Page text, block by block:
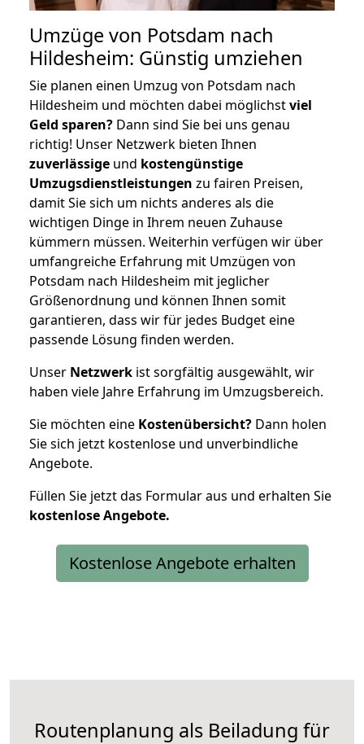
Umzüge von Potsdam nach
Hildesheim: Günstig umziehen
Sie planen einen Umzug von Potsdam nach
Hildesheim und möchten dabei möglichstviel
Geld sparen? Dann sind Sie bei uns genau
richtig! Unser Netzwerk bieten Ihnen
zuverlässige und kostengünstige
Umzugsdienstleistungen zu fairen Preisen,
damit Sie sich um nichts anderes als die
wichtigen Dinge in Ihrem neuen Zuhause
kümmern müssen. Weiterhin verfügen wir über
umfangreiche Erfahrung mit Umzügen von
Potsdam nach Hildesheim mit jeglicher
Größenordnung und können Ihnen somit
garantieren, dass wir für jedes Budget eine
passende Lösung finden werden.
Unser Netzwerk ist sorgfältig ausgewählt, wir
haben viele Jahre Erfahrung im Umzugsbereich.
Sie möchten eine Kostenübersicht? Dann holen
Sie sich jetzt kostenlose und unverbindliche
Angebote.
Füllen Sie jetzt das Formular aus und erhalten Sie
kostenloseAngebote.
Kostenlose Angebote erhalten
Routenplanung als Beiladung für